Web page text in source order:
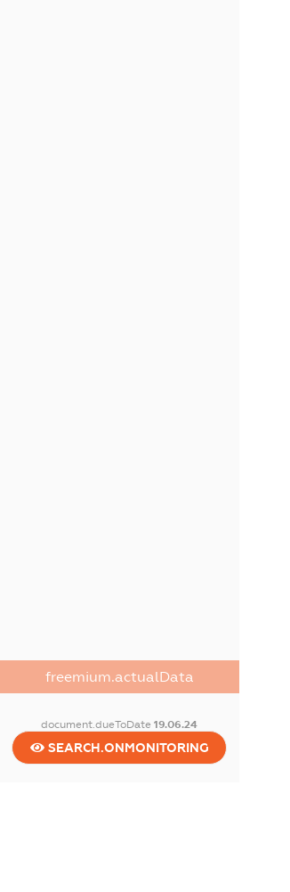
freemium.actualData
document.dueToDate19.06.24
SEARCH.ONMONITORING